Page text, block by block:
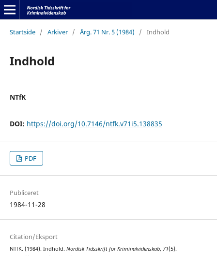
Startside / Arkiver / Årg. 71 Nr. 5 (1984) / Indhold
Indhold
NTfK
DOI: https://doi.org/10.7146/ntfk.v71i5.138835
PDF
Publiceret
1984-11-28
Citation/Eksport
NTfK. (1984). Indhold. Nordisk Tidsskrift for Kriminalvidenskab, 71(5).